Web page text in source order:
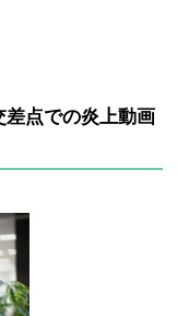
点での炎上動画